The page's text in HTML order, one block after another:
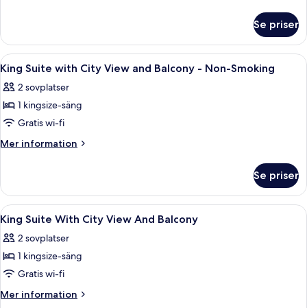
icke-
rökare
-
bubbelbad
(with
Sofabed)
-
queensize-
sängar
-
icke-
bubbelbad
(with
Se priser
Öppna
alla
foton
för
King
Suite
View
and
Balcony
-
Non-
Smoking
Ett hotellrum med en stor säng, två
4
King Suite with City View and Balcony - Non-Smoking
2 sovplatser
1 kingsize-säng
Gratis wi-fi
Mer information
Mer
Suite
with
City
View
and
Balcony
Non-
Smoking
Se priser
Öppna
alla
foton
för
King
Suite
Sängtillbehör av högsta kvalitet och
8
King Suite With City View And Balcony
2 sovplatser
1 kingsize-säng
Gratis wi-fi
Mer information
Mer